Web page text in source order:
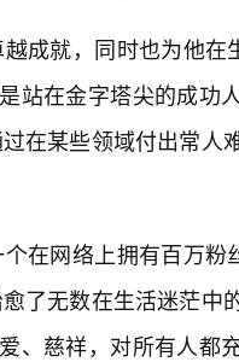
成就，同时也为他在
站在金字塔尖的成功
在某些领域付出常人
在网络上拥有百万粉
了无数在生活迷茫中
、慈祥，对所有人都